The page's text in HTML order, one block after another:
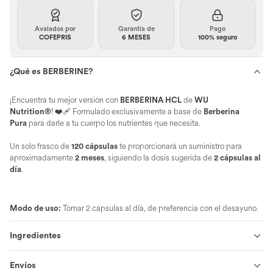
media
in
¿Qué es BERBERINE?
¡Encuentra tu mejor versión con BERBERINA HCLdeWU
Nutrition®! ❤️‍🩹 Formulado exclusivamente a base de Berberina
Pura para darle a tu cuerpo los nutrientes que necesita.
Un solo frasco de120 cápsulaste proporcionará un suministro para
aproximadamente2 meses, siguiendo la dosis sugerida de2cápsulas al
día.
Modo de uso: Tomar 2 cápsulas al día, de preferencia con el desayuno.
Ingredientes
Envíos
capsules
120
capsules
Avalados por
COFEPRIS
Garantía de
6 MESES
Pago
100% seguro